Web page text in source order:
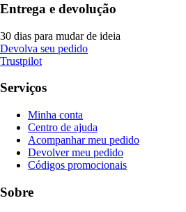
Entrega e devolução
30 dias para mudar de ideia
Devolva seu pedido
Trustpilot
Serviços
Minha conta
Centro de ajuda
Acompanhar meu pedido
Devolver meu pedido
Códigos promocionais
Sobre